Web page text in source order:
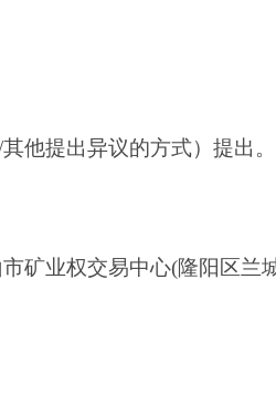
他提出异议的方式）提出
矿业权交易中心(隆阳区兰